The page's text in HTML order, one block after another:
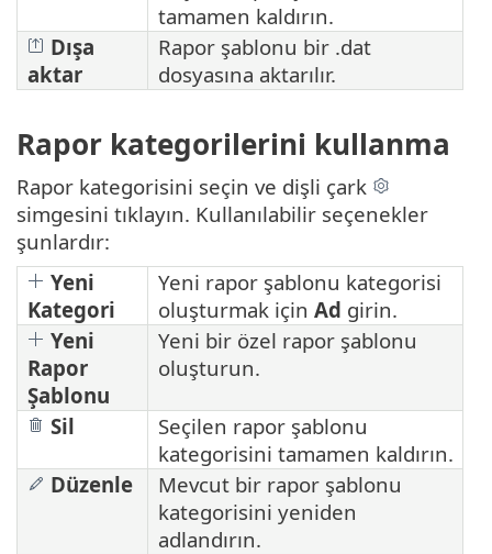
tamamen kaldırın.
Dışa
aktar
Rapor şablonu bir .dat
dosyasına aktarılır.
Rapor kategorilerini kullanma
Rapor kategorisini seçin ve dişli çark
simgesini tıklayın. Kullanılabilir seçenekler
şunlardır:
Yeni
Kategori
Yeni rapor şablonu kategorisi
oluşturmak için Ad girin.
Yeni
Rapor
Şablonu
Yeni bir özel rapor şablonu
oluşturun.
Sil
Seçilen rapor şablonu
kategorisini tamamen kaldırın.
Düzenle
Mevcut bir rapor şablonu
kategorisini yeniden
adlandırın.